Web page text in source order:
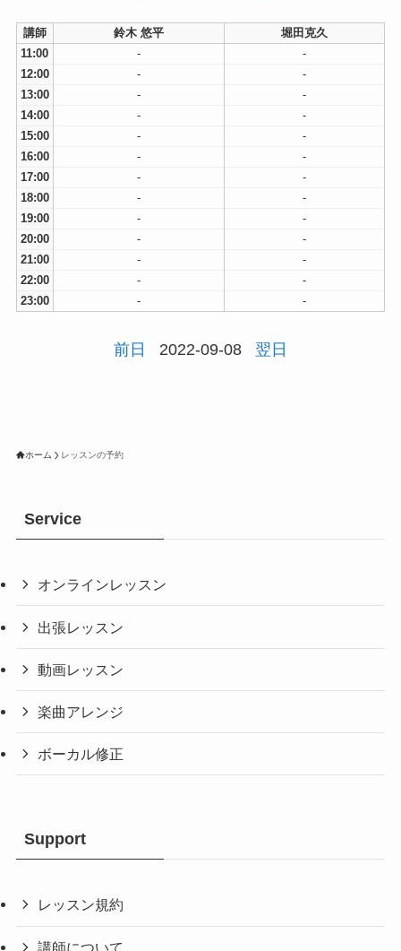
講師 鈴木 悠平
堀田克久
11:00
-
-
12:00
-
-
13:00
-
-
14:00
-
-
15:00
-
-
16:00
-
-
17:00
-
-
18:00
-
-
19:00
-
-
20:00
-
-
21:00
-
-
22:00
-
-
23:00
- -
前日 2022-09-08 翌日
ホーム レッスンの予約
Service
オンラインレッスン
出張レッスン
動画レッスン
楽曲アレンジ
ボーカル修正
Support
レッスン規約
講師について